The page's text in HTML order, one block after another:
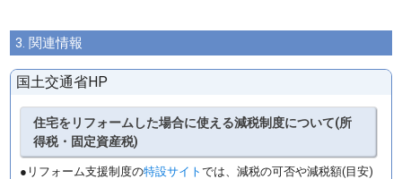
3. 関連情報
国土交通省HP
住宅をリフォームした場合に使える減税制度について(所
得税・固定資産税)
●リフォーム支援制度の特設サイトでは、減税の可否や減税額(目安)